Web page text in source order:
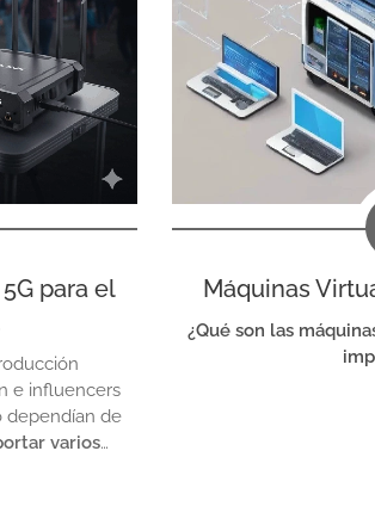
para el
e influencers
dependían de
varios
Máquinas
¿Qué son las